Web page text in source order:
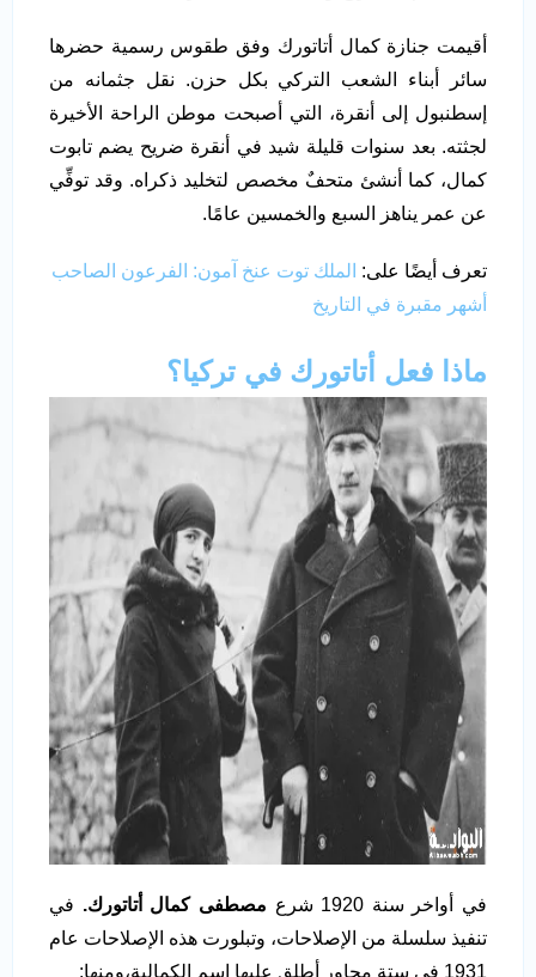
أقيمت جنازة كمال أتاتورك وفق طقوس رسمية حضرها
سائر أبناء الشعب التركي بكل حزن. نقل جثمانه من
إسطنبول إلى أنقرة، التي أصبحت موطن الراحة الأخيرة
لجثته. بعد سنوات قليلة شيد في أنقرة ضريح يضم تابوت
كمال، كما أنشئ متحفٌ مخصص لتخليد ذكراه. وقد توفِّي
عن عمر يناهز السبع والخمسين عامًا.
تعرف أيضًا على: الملك توت عنخ آمون: الفرعون الصاحب
أشهر مقبرة في التاريخ
ماذا فعل أتاتورك في تركيا؟
في أواخر سنة 1920 شرع مصطفى كمال أتاتورك. في
تنفيذ سلسلة من الإصلاحات، وتبلورت هذه الإصلاحات عام
1931 في ستة محاور أطلق عليها اسم الكمالية،ومنها: